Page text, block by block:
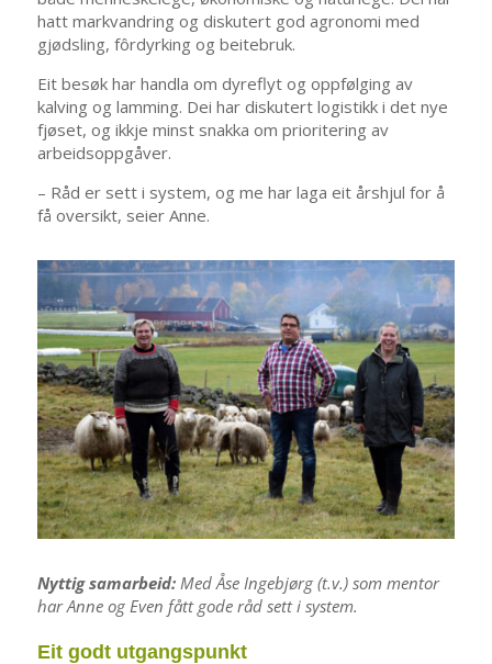
hatt markvandring og diskutert god agronomi med
gjødsling, fôrdyrking og beitebruk.
Eit besøk har handla om dyreflyt og oppfølging av
kalving og lamming. Dei har diskutert logistikk i det nye
fjøset, og ikkje minst snakka om prioritering av
arbeidsoppgåver.
– Råd er sett i system, og me har laga eit årshjul for å
få oversikt, seier Anne.
Nyttig samarbeid:Med Åse Ingebjørg (t.v.) som mentor
har Anne og Even fått gode råd sett i system.
Eit godt utgangspunkt